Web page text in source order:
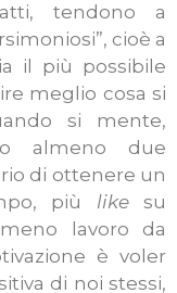
tendono a
cioè a
il più possibile
meglio cosa si
si mente,
almeno due
di ottenere un
più likesu
lavoro da
è voler
di noi stessi,